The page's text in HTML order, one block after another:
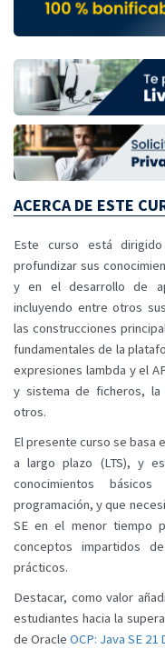
ACERCA DE ESTE
Este curso está
profundizar sus
y en el desarrollo de
incluyendo entre otros
las construcciones
fundamentales de la
expresiones lambda y el
y sistema de ficheros, la
otros.
El presente curso se basa
a largo plazo (LTS), y
conocimientos
programación, y que
SE en el menor tiempo
conceptos impartidos
prácticos.
Destacar, como valor
estudiantes hacia la
de Oracle OCP: Java SE